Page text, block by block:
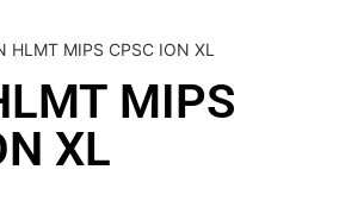
HLMT MIPS CPSC ION XL
MIPS
XL